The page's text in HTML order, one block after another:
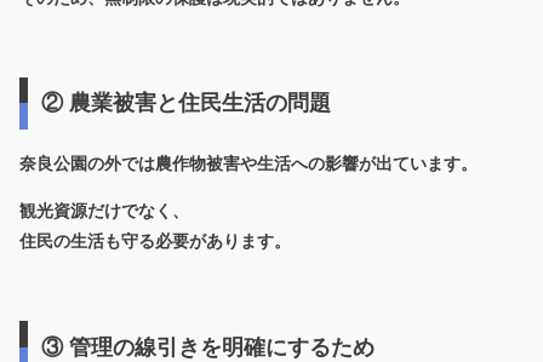
② 農業被害と住民生活の問題
奈良公園の外では農作物被害や生活への影響が出ています。
観光資源だけでなく、
住民の生活も守る必要があります。
③ 管理の線引きを明確にするため